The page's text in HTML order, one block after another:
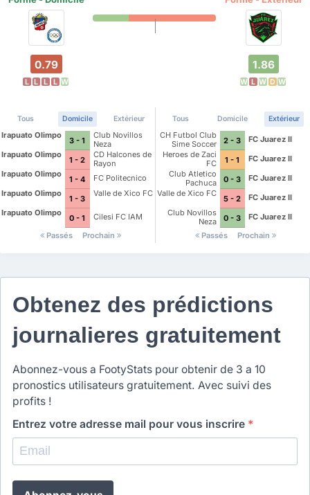
0.79
L L L L W
1.86
W L W D W
Tous Domicile Extérieur
Irapuato Olimpo
3 - 1
Club Novillos
Neza
Irapuato Olimpo
1 - 2
CD Halcones de
Rayon
Irapuato Olimpo
1 - 4
FC Politecnico
Irapuato Olimpo
1 - 3
Valle de Xico FC
Irapuato Olimpo
0 - 1
Cilesi FC IAM
Passés
Prochain
Tous Domicile Extérieur
CH Futbol Club
Sime Soccer
2 - 3
FC Juarez II
Heroes de Zaci
FC
1 - 1
FC Juarez II
Club Atletico
Pachuca
0 - 3
FC Juarez II
Valle de Xico FC
5 - 2
FC Juarez II
Club Novillos
Neza
0 - 3
FC Juarez II
Passés
Prochain
Obtenez des prédictions
journalieres gratuitement
Abonnez-vous a FootyStats pour obtenir de 3 a 10
pronostics utilisateurs gratuitement. Avec suivi des
profits !
Entrez votre adresse mail pour vous inscrire *